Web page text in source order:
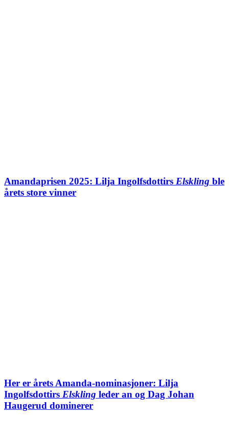
Amandaprisen 2025: Lilja Ingolfsdottirs Elskling ble
årets store vinner
Her er årets Amanda-nominasjoner: Lilja
Ingolfsdottirs Elskling leder an og Dag Johan
Haugerud dominerer